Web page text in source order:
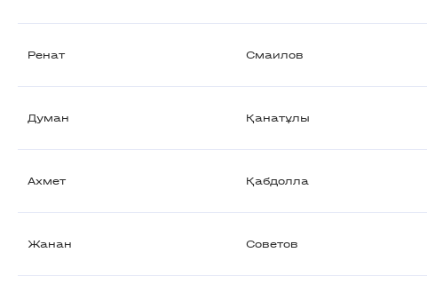
Ренат Смаилов
Думан Қанатұлы
Ахмет Қабдолла
Жанан Советов